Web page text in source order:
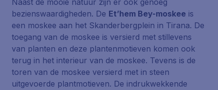
Naast de mooie natuur zijn er ook genoeg
bezienswaardigheden. De Et’hem Bey-moskee is
een moskee aan het Skanderbergplein in Tirana. De
toegang van de moskee is versierd met stillevens
van planten en deze plantenmotieven komen ook
terug in het interieur van de moskee. Tevens is de
toren van de moskee versierd met in steen
uitgevoerde plantmotieven. De indrukwekkende